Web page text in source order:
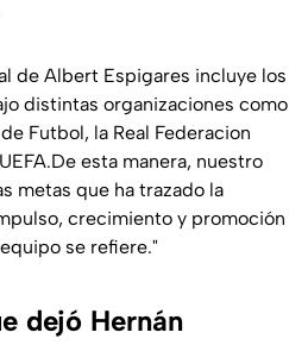
de Albert Espigares incluye los
distintas organizaciones como
Futbol, la Real Federacion
esta manera, nuestro
metas que ha trazado la
crecimiento y promoción
se refiere."
dejó Hernán